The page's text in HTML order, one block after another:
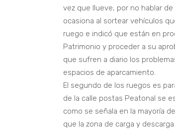
vez que llueve, por no hablar
ocasiona al sortear vehículos
ruego e indicó que están en
Patrimonio y proceder a su
que sufren a diario los
espacios de aparcamiento.
El segundo de los ruegos es
de la calle postas Peatonal se
como se señala en la mayoría
que la zona de carga y